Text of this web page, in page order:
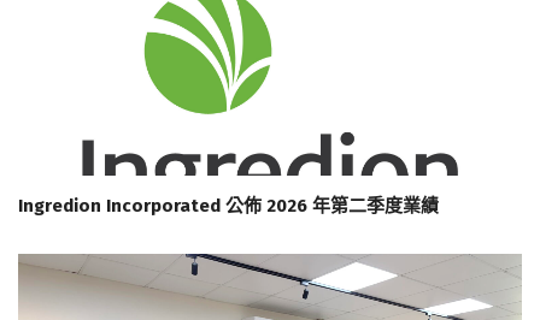
Ingredion Incorporated 公佈 2026 年第二季度業績